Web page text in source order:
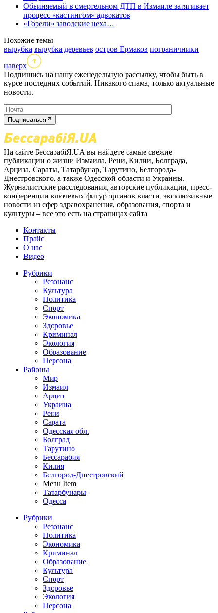
Обвиняемый в смертельном ДТП в Измаиле затягивает
процесс «кастингом» адвокатов
«Горели» заводские цеха…
Похожие темы:
вырубка вырубка деревьев остров Ермаков пограничники
наверх
Подпишись на нашу еженедельную рассылку, чтобы быть в
курсе последних событий. Никакого спама, только актуальные
новости.
Подписаться
На сайте БессарабіЯ.UA вы найдете самые свежие
публикации о жизни Измаила, Рени, Килии, Болграда,
Арциза, Сараты, Татарбунар, Тарутино, Белгорода-
Днестровского, а также Одесской области и Украины.
Журналистские расследования, авторские публикации, пресс-
конференции ключевых фигур органов власти, эксклюзивные
новости из сфер здравохранения, образования, спорта и
культуры – все это есть на страницах сайта
Контакты
Прайс
О нас
Видео
Рубрики
Резонанс
Культура
Политика
Спорт
Экономика
Здоровье
Криминал
Экология
Образование
Персона
Районы
Мир
Измаил
Арциз
Украина
Рени
Сарата
Одесская обл.
Болград
Тарутино
Бессарабия
Килия
Белгород-Днестровский
Menu Item
Татарбунары
Одесса
Рубрики
Резонанс
Политика
Экономика
Криминал
Образование
Культура
Спорт
Здоровье
Экология
Персона